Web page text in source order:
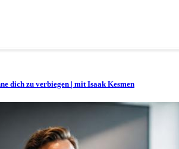
dich zu verbiegen | mit Isaak Kesmen